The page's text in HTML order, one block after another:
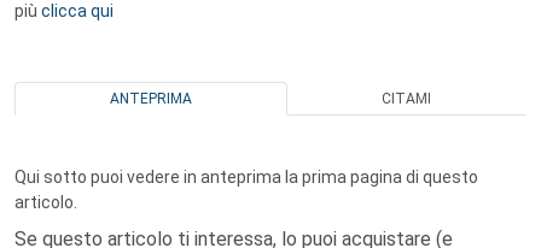
più clicca qui
ANTEPRIMA CITAMI
Qui sotto puoi vedere in anteprima la prima pagina di questo
articolo.
Se questo articolo ti interessa, lo puoi acquistare (e